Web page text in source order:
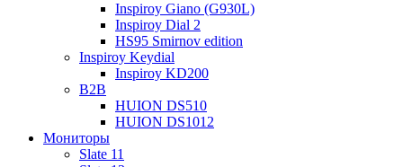
Inspiroy Giano (G930L)
Inspiroy Dial 2
HS95 Smirnov edition
Inspiroy Keydial
Inspiroy KD200
B2B
HUION DS510
HUION DS1012
Мониторы
Slate 11